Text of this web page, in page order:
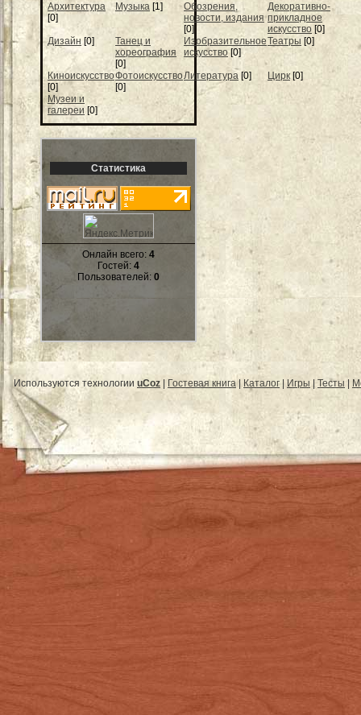
Архитектура
[0]
Музыка [1]
Обозрения,
новости, издания
[0]
Декоративно-
прикладное
искусство [0]
Дизайн [0]
Танец и
хореография
[0]
Изобразительное
искусство [0]
Театры [0]
Киноискусство
[0]
Фотоискусство
[0]
Литература [0] Цирк [0]
Музеи и
галереи [0]
Статистика
Онлайн всего: 4
Гостей: 4
Пользователей: 0
Используются технологии uCoz Гостевая книга Каталог Игры Тесты